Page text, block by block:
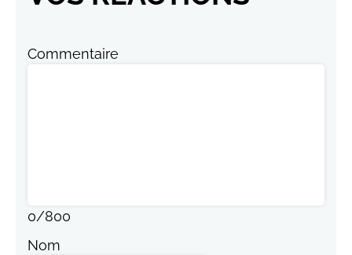
Commentaire
0/800
Nom